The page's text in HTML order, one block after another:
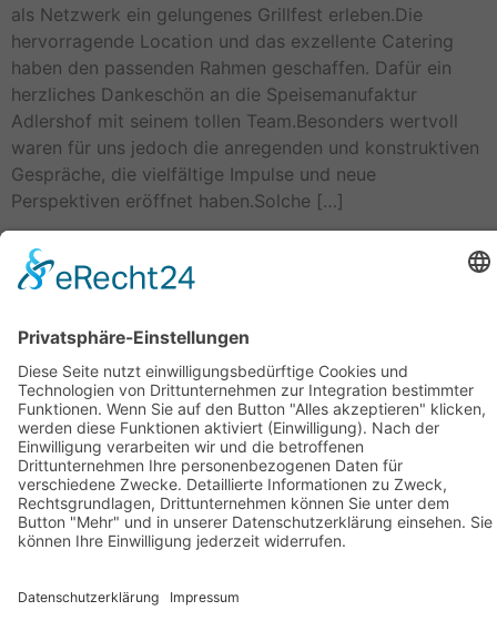
als Netzwerk ein gelungenes Grillfest erleben.Die
hervorragende Location und das exzellente Catering
haben den passenden Rahmen geschaffen. Dafür ein
herzliches Dankeschön an die Speisemanufaktur
Adlershof mit seinem tollen Team.Besonders wertvoll
waren für uns jedoch die anregenden und konstruktiven
Gespräche, die vielfältige Impulse und neue
Perspektiven eröffnet haben.Solche […]
→
12489 Berlin
Tel: +49-30-6392 2280
Fax: +49-30-6392 2282
E-Mail:office@tk-adlershof.de